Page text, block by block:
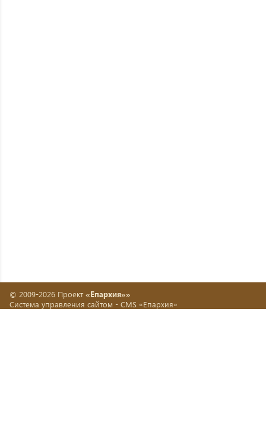
© 2009-2026 Проект «Епархия»»
Система управления сайтом - CMS «Епархия»